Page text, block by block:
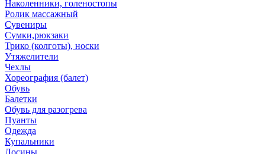
Наколенники, голеностопы
Ролик массажный
Сувениры
Сумки,рюкзаки
Трико (колготы), носки
Утяжелители
Чехлы
Хореография (балет)
Обувь
Балетки
Обувь для разогрева
Пуанты
Одежда
Купальники
Лосины